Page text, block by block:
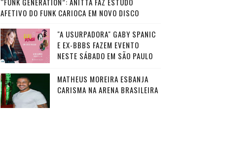
AFETIVO DO FUNK CARIOCA EM NOVO DISCO
"A USURPADORA" GABY SPANIC
E EX-BBBS FAZEM EVENTO
NESTE SÁBADO EM SÃO PAULO
MATHEUS MOREIRA ESBANJA
CARISMA NA ARENA BRASILEIRA